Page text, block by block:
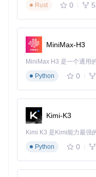
核心价值
实施步骤
git clone
cd
🔧 第二步：安装依赖包
# 创建虚拟环境（可选但
Rust
0
MiniMax-H3
Python
0
Kimi-K3
Python
0